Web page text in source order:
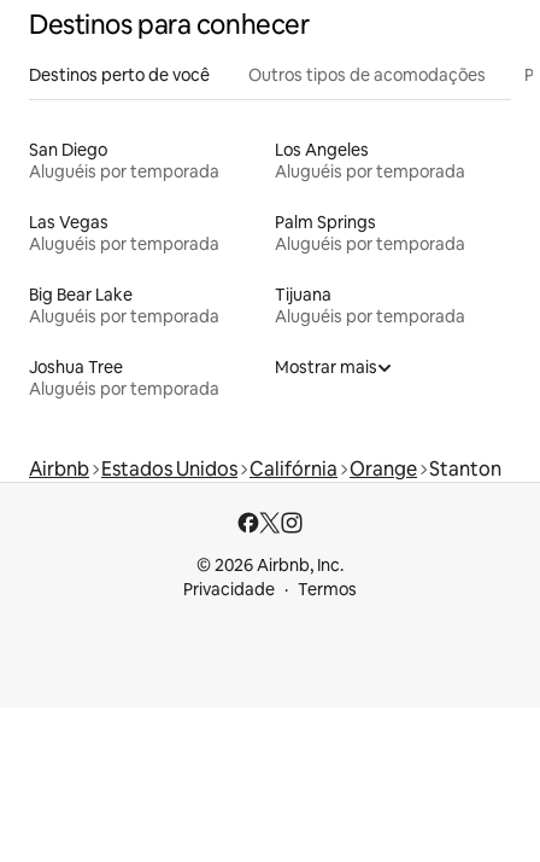
Destinos para conhecer
Destinos perto de você Outros tipos de acomodações
San Diego
Aluguéis por temporada
Los Angeles
Aluguéis por temporada
Las Vegas
Aluguéis por temporada
Palm Springs
Aluguéis por temporada
Big Bear Lake
Aluguéis por temporada
Tijuana
Aluguéis por temporada
Joshua Tree
Aluguéis por temporada
Mostrar mais
Airbnb Estados Unidos Califórnia Orange Stanton
© 2026 Airbnb, Inc.
Privacidade
Termos